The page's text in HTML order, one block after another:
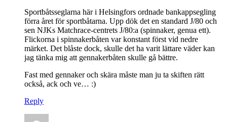
Sportbåtsseglarna här i Helsingfors ordnade bankappsegling
förra året för sportbåtarna. Upp dök det en standard J/80 och
sen NJKs Matchrace-centrets J/80:a (spinnaker, genua ett).
Flickorna i spinnakerbåten var konstant först vid nedre
märket. Det blåste dock, skulle det ha varit lättare väder kan
jag tänka mig att gennakerbåten skulle gå bättre.
Fast med gennaker och skära måste man ju ta skiften rätt
också, ack och ve… :)
Reply